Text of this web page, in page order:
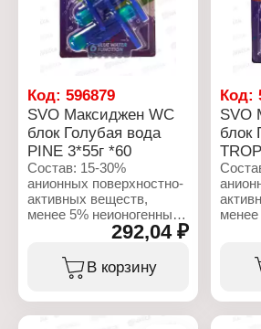
на унитаз
Эффект: 4 в 1
Количество в упаковке: 3
Количество смываний:
до 250 смываний
Упаковка: блистер
на
до
Код: 596879
SVO Максиджен WC
блок Голубая вода
PINE 3*55г *60
Состав: 15-30%
анионных поверхностно-
активных веществ,
менее 5% неионогенных
поверхностно-активных
веществ, отдушка,
бензилсалицилат,
цитронеллол,
292,04 ₽
В корзину
Код:
SVO
блок
менее